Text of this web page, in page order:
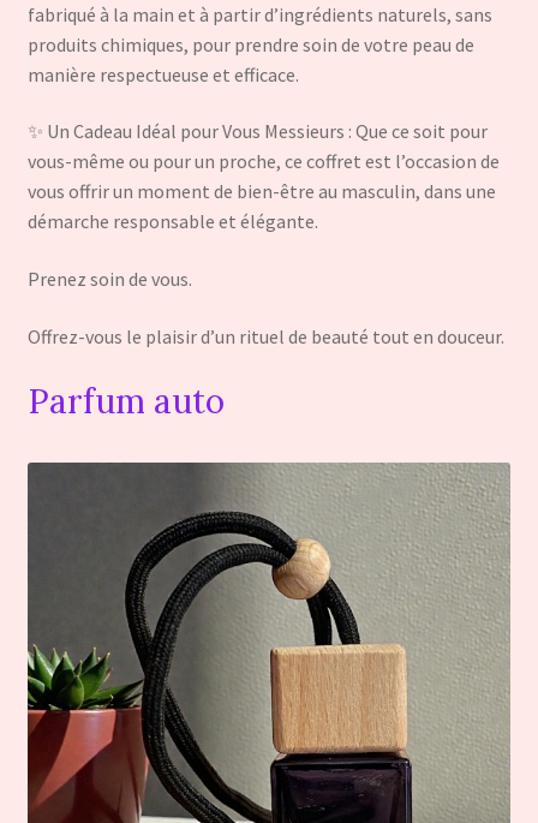
fabriqué à la main et à partir d’ingrédients naturels, sans
produits chimiques, pour prendre soin de votre peau de
manière respectueuse et efficace.
✨ Un Cadeau Idéal pour Vous Messieurs : Que ce soit pour
vous-même ou pour un proche, ce coffret est l’occasion de
vous offrir un moment de bien-être au masculin, dans une
démarche responsable et élégante.
Prenez soin de vous.
Offrez-vous le plaisir d’un rituel de beauté tout en douceur.
Parfum auto